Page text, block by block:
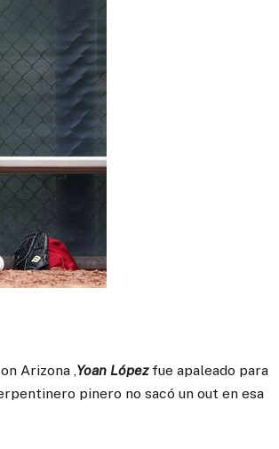
Arizona Yoan Lópezfue apaleado para
pinero no sacó un out en esa